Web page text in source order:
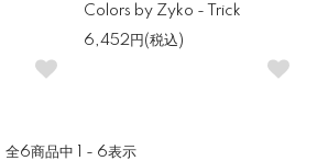
Colors by Zyko - Trick
6,452円(税込)
全6商品中 1 - 6表示